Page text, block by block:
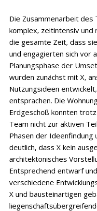
Die Zusammenarbeit des
komplex, zeitintensiv und
die gesamte Zeit, dass
und engagierten sich vor
Planungsphase der
wurden zunächst mit X,
Nutzungsideen
entsprachen. Die
Erdgeschoß konnten
Team nicht zur aktiven
Phasen der Ideenfindung
deutlich, dass X kein
architektonisches
Entsprechend entwarf
verschiedene
X und bausteinartigen